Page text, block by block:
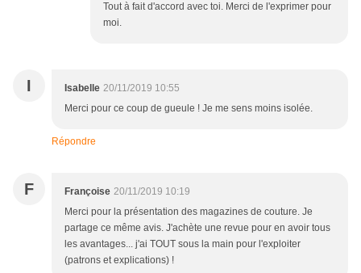
Tout à fait d'accord avec toi. Merci de l'exprimer pour
moi.
I Isabelle 20/11/2019 10:55
Merci pour ce coup de gueule ! Je me sens moins isolée.
Répondre
F Françoise 20/11/2019 10:19
Merci pour la présentation des magazines de couture. Je
partage ce même avis. J'achète une revue pour en avoir tous
les avantages... j'ai TOUT sous la main pour l'exploiter
(patrons et explications) !